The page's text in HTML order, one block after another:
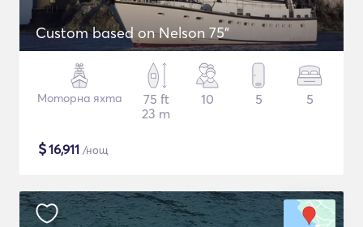
Custom based on Nelson 75"
Моторна яхта
75 ft
23 m
10 5 5
$16,911 /нощ